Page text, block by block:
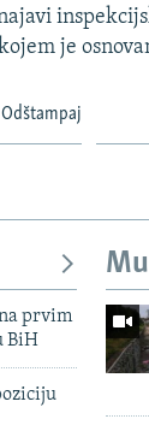
je
Odštampaj
prvim
BiH